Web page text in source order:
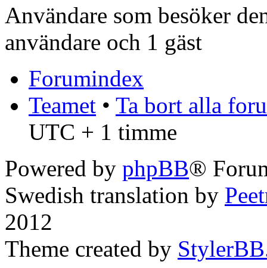
Användare som besöker
användare och 1 gäst
Forumindex
Teamet • Ta bort alla
UTC + 1 timme
Powered by phpBB®
Swedish translation by
2012
Theme created by